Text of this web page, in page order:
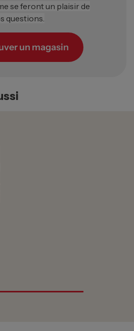
se feront un plaisir de
questions.
un magasin